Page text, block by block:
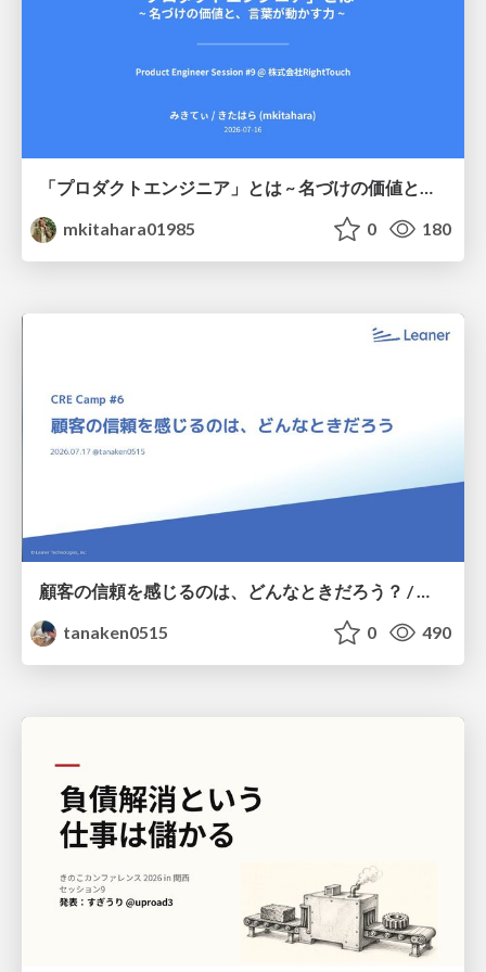
「プロダクトエンジニア」とは ~ 名づけの価値と、言葉が動かす力 ~
mkitahara01985
0 180
顧客の信頼を感じるのは、どんなときだろう？ / When do you feel a customer's trust?
tanaken0515
0 490